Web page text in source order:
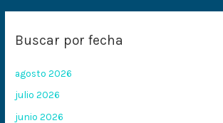
Buscar por fecha
agosto 2026
julio 2026
junio 2026